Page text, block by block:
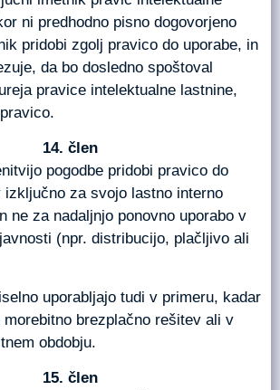
ni predhodno pisno dogovorjeno
pridobi zgolj pravico do uporabe, in
da bo dosledno spoštoval
pravice intelektualne lastnine,
člen
pogodbe pridobi pravico do
izključno za svojo lastno interno
ne za nadaljnjo ponovno uporabo v
(npr. distribucijo, plačljivo ali
uporabljajo tudi v primeru, kadar
brezplačno rešitev ali v
obdobju.
člen